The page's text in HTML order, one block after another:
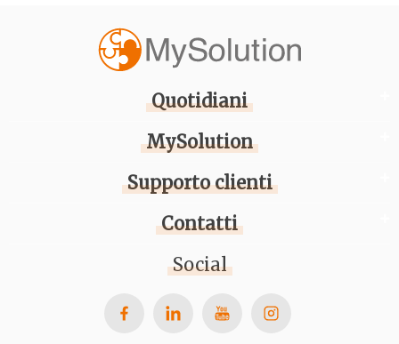
Quotidiani
MySolution
Supporto clienti
Contatti
Social